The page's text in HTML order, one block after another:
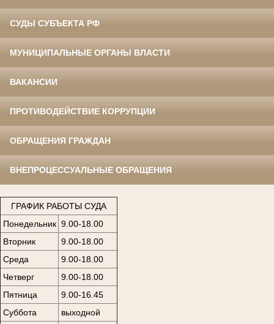
СУДЫ СУБЪЕКТА РФ
МУНИЦИПАЛЬНЫЕ ОРГАНЫ ВЛАСТИ
ВАКАНСИИ
ПРОТИВОДЕЙСТВИЕ КОРРУПЦИИ
ОБРАЩЕНИЯ ГРАЖДАН
ВНЕПРОЦЕССУАЛЬНЫЕ ОБРАЩЕНИЯ
ГРАФИК РАБОТЫ СУДА
Понедельник 9.00-18.00
Вторник
9.00-18.00
Среда
9.00-18.00
Четверг
9.00-18.00
Пятница
9.00-16.45
Суббота
выходной